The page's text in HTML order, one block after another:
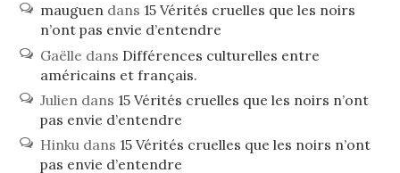
mauguendans 15 Vérités cruelles que les noirs
n’ont pas envie d’entendre
Gaëlle dans Différences culturelles entre
américains et français.
Juliendans 15 Vérités cruelles que les noirs n’ont
pas envie d’entendre
Hinkudans 15 Vérités cruelles que les noirs n’ont
pas envie d’entendre